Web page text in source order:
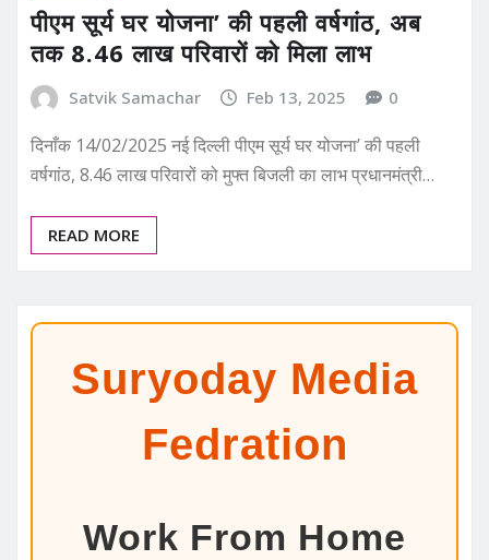
पीएम सूर्य घर योजना’ की पहली वर्षगांठ, अब
तक 8.46 लाख परिवारों को मिला लाभ
Satvik Samachar Feb 13, 2025 0
दिनाँक 14/02/2025 नई दिल्ली पीएम सूर्य घर योजना’ की पहली
वर्षगांठ, 8.46 लाख परिवारों को मुफ्त बिजली का लाभ प्रधानमंत्री…
READ MORE
Suryoday Media
Fedration
Work From Home